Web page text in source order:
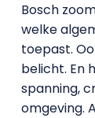
Bosch
welke
toepast.
belicht. En
spanning,
omgeving.